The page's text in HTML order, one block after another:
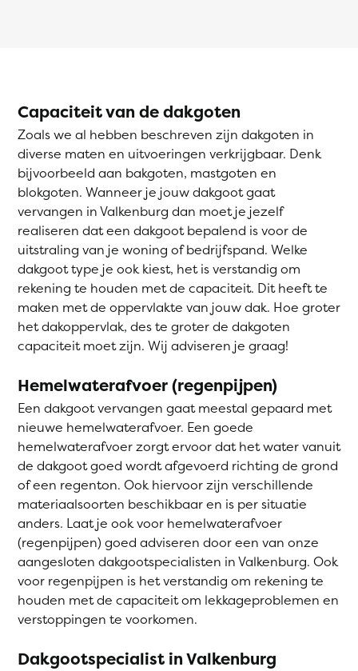
Capaciteit van de dakgoten
Zoals we al hebben beschreven zijn dakgoten in
diverse maten en uitvoeringen verkrijgbaar. Denk
bijvoorbeeld aan bakgoten, mastgoten en
blokgoten. Wanneer je jouw dakgoot gaat
vervangen in Valkenburg dan moet je jezelf
realiseren dat een dakgoot bepalend is voor de
uitstraling van je woning of bedrijfspand. Welke
dakgoot type je ook kiest, het is verstandig om
rekening te houden met de capaciteit. Dit heeft te
maken met de oppervlakte van jouw dak. Hoe groter
het dakoppervlak, des te groter de dakgoten
capaciteit moet zijn. Wij adviseren je graag!
Hemelwaterafvoer (regenpijpen)
Een dakgoot vervangen gaat meestal gepaard met
nieuwe hemelwaterafvoer. Een goede
hemelwaterafvoer zorgt ervoor dat het water vanuit
de dakgoot goed wordt afgevoerd richting de grond
of een regenton. Ook hiervoor zijn verschillende
materiaalsoorten beschikbaar en is per situatie
anders. Laat je ook voor hemelwaterafvoer
(regenpijpen) goed adviseren door een van onze
aangesloten dakgootspecialisten in Valkenburg. Ook
voor regenpijpen is het verstandig om rekening te
houden met de capaciteit om lekkageproblemen en
verstoppingen te voorkomen.
Dakgootspecialist in Valkenburg